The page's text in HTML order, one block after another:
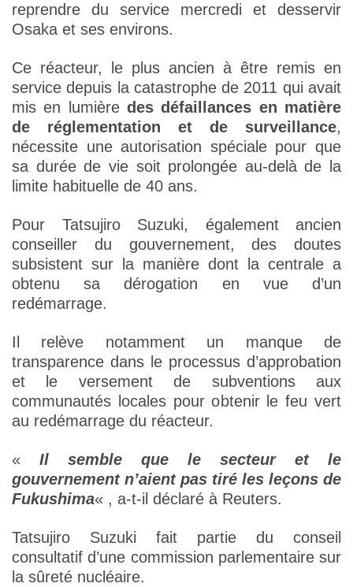
reprendre du service mercredi et desservir
Osaka et ses environs.
Ce réacteur, le plus ancien à être remis en
service depuis la catastrophe de 2011 qui avait
mis en lumière des défaillances en matière
de réglementation et de surveillance,
nécessite une autorisation spéciale pour que
sa durée de vie soit prolongée au-delà de la
limite habituelle de 40 ans.
Pour Tatsujiro Suzuki, également ancien
conseiller du gouvernement, des doutes
subsistent sur la manière dont la centrale a
obtenu sa dérogation en vue d’un
redémarrage.
Il relève notamment un manque de
transparence dans le processus d’approbation
et le versement de subventions aux
communautés locales pour obtenir le feu vert
au redémarrage du réacteur.
« Il semble que le secteur et le
gouvernement n’aient pas tiré les leçons de
Fukushima« , a-t-il déclaré à Reuters.
Tatsujiro Suzuki fait partie du conseil
consultatif d’une commission parlementaire sur
la sûreté nucléaire.